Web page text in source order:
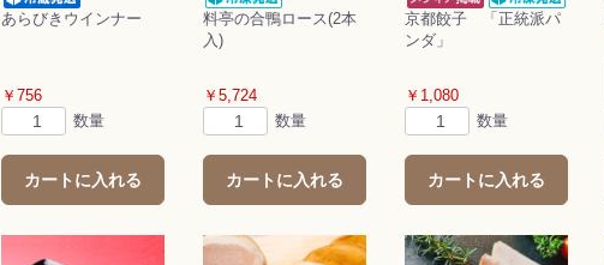
あらびきウインナー
￥756
数量
カートに入れる
料亭の合鴨ロース(2本
入)
￥5,724
数量
カートに入れる
京都餃子 「正統派パ
ンダ」
￥1,080
数量
カートに入れる